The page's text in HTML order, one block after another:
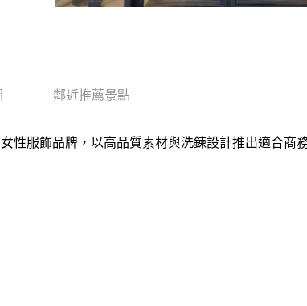
鄰近推薦景點
性服飾品牌，以高品質素材與洗鍊設計推出適合商